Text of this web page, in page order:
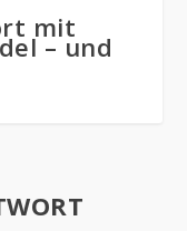
mit
– und